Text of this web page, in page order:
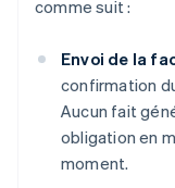
comme suit :
Envoi de la
confirmation
Aucun fait
obligation en
moment.